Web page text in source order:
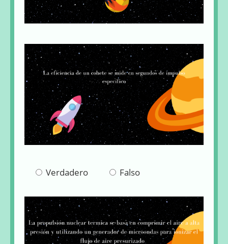
Pregunta 1
Verdadero Falso
Pregunta 2